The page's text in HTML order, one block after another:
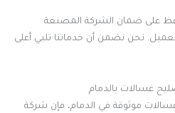
على ضمان الشركة المصنعة
نحن نضمن أن خدماتنا تلبي أعلى
غسالات بالدمام
موثوقة في الدمام، فإن شركة